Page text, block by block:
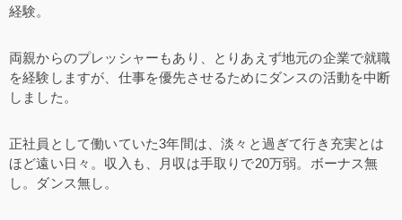
経験。
両親からのプレッシャーもあり、とりあえず地元の企業で就職
を経験しますが、仕事を優先させるためにダンスの活動を中断
しました。
正社員として働いていた3年間は、淡々と過ぎて行き充実とは
ほど遠い日々。収入も、月収は手取りで20万弱。ボーナス無
し。ダンス無し。